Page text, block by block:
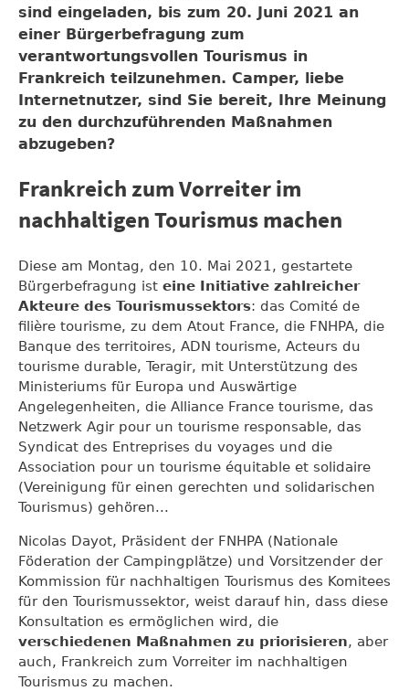
sind eingeladen, bis zum 20. Juni 2021 an
einer Bürgerbefragung zum
verantwortungsvollen Tourismus in
Frankreich teilzunehmen. Camper, liebe
Internetnutzer, sind Sie bereit, Ihre Meinung
zu den durchzuführenden Maßnahmen
abzugeben?
Frankreich zum Vorreiter im
nachhaltigen Tourismus machen
Diese am Montag, den 10. Mai 2021, gestartete
Bürgerbefragung ist eine Initiative zahlreicher
Akteure des Tourismussektors: das Comité de
filière tourisme, zu dem Atout France, die FNHPA, die
Banque des territoires, ADN tourisme, Acteurs du
tourisme durable, Teragir, mit Unterstützung des
Ministeriums für Europa und Auswärtige
Angelegenheiten, die Alliance France tourisme, das
Netzwerk Agir pour un tourisme responsable, das
Syndicat des Entreprises du voyages und die
Association pour un tourisme équitable et solidaire
(Vereinigung für einen gerechten und solidarischen
Tourismus) gehören...
Nicolas Dayot, Präsident der FNHPA (Nationale
Föderation der Campingplätze) und Vorsitzender der
Kommission für nachhaltigen Tourismus des Komitees
für den Tourismussektor, weist darauf hin, dass diese
Konsultation es ermöglichen wird, die
verschiedenen Maßnahmen zu priorisieren, aber
auch, Frankreich zum Vorreiter im nachhaltigen
Tourismus zu machen.